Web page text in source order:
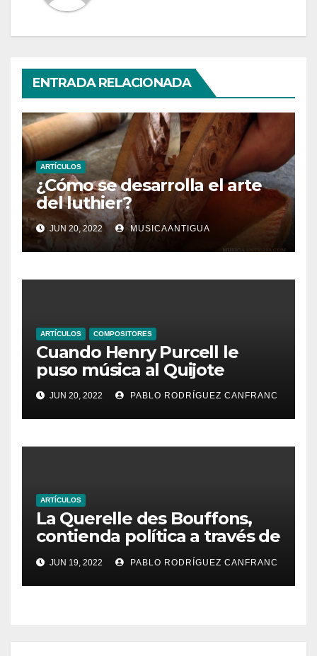
ENTRADA RELACIONADA
ARTÍCULOS
¿Cómo se desarrolla el arte
del luthier?
JUN 20, 2022 MUSICAANTIGUA
ARTÍCULOS COMPOSITORES
Cuando Henry Purcell le
puso música al Quijote
JUN 20, 2022 PABLO RODRÍGUEZ CANFRANC
ARTÍCULOS
La Querelle des Bouffons,
contienda política a través de
la ópera
JUN 19, 2022 PABLO RODRÍGUEZ CANFRANC